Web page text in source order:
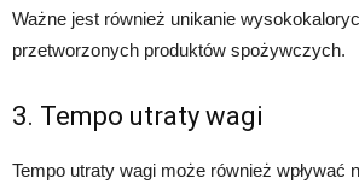
Ważne jest również unikanie
przetworzonych produktów spożywczych.
3. Tempo utraty wagi
Tempo utraty wagi może również wpływać